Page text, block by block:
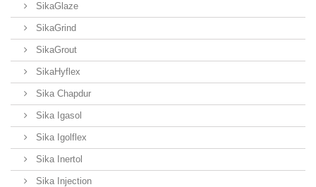
SikaGlaze
SikaGrind
SikaGrout
SikaHyflex
Sika Chapdur
Sika Igasol
Sika Igolflex
Sika Inertol
Sika Injection